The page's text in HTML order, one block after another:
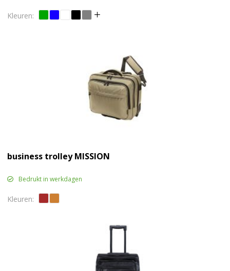
business trolley MISSION
Bedrukt in werkdagen